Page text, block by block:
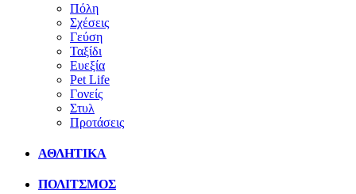
Πόλη
Σχέσεις
Γεύση
Ταξίδι
Ευεξία
Pet Life
Γονείς
Στυλ
Προτάσεις
ΑΘΛΗΤΙΚΑ
ΠΟΛΙΤΣΜΟΣ